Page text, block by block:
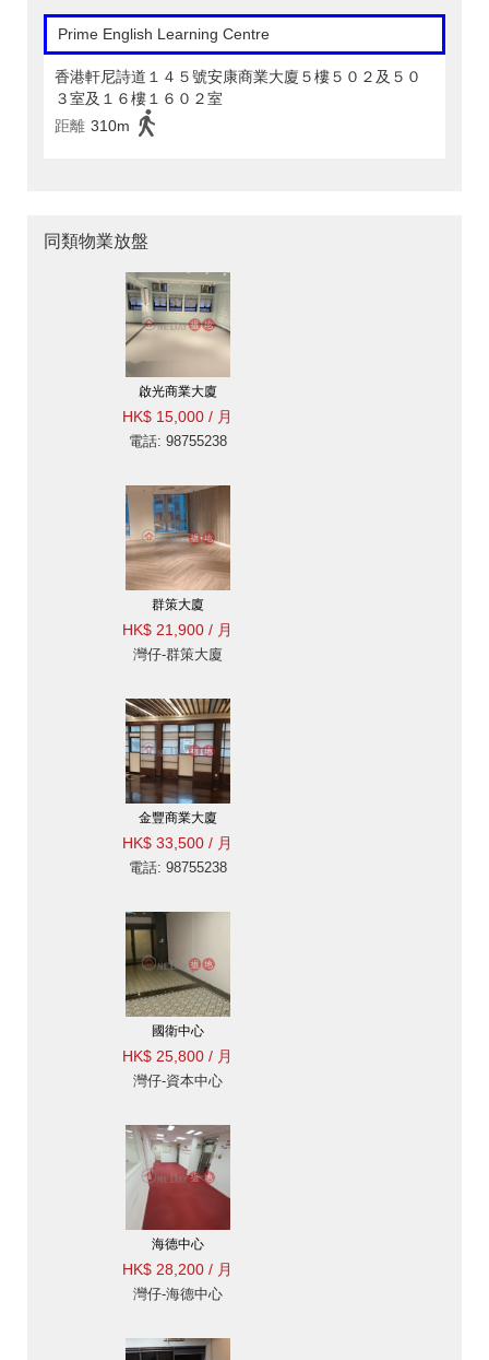
Prime English Learning Centre
香港軒尼詩道１４５號安康商業大廈５樓５０２及５０
３室及１６樓１６０２室
距離 310m
同類物業放盤
啟光商業大廈
HK$ 15,000 / 月
電話: 98755238
群策大廈
HK$ 21,900 / 月
灣仔-群策大廈
金豐商業大廈
HK$ 33,500 / 月
電話: 98755238
國衛中心
HK$ 25,800 / 月
灣仔-資本中心
海德中心
HK$ 28,200 / 月
灣仔-海德中心